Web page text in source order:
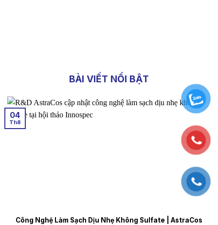
BÀI VIẾT NỔI BẬT
Công Nghệ Làm Sạch Dịu Nhẹ Không Sulfate | AstraCos
04
Th8